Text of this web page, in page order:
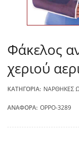
Φάκελος
χεριού
ΚΑΤΗΓΟΡΊΑ: ΝΆΡΘΗΚΕΣ
ΑΝΑΦΟΡΆ: OPPO-3289